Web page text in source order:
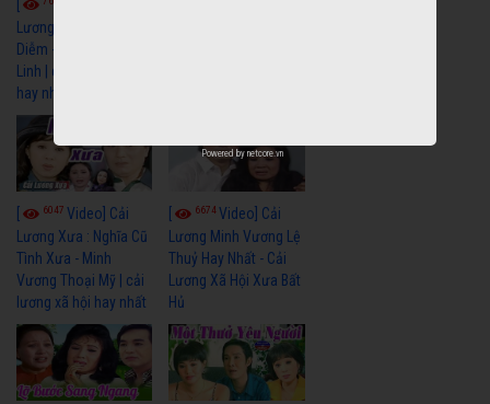
Lương Xưa : Đời Cô
Diễm - Vũ Linh Tài
Linh | cải lương xã hội
hay nhất
6047 Video] Cải
Lương Xưa : Nghĩa Cũ
Tình Xưa - Minh
Vương Thoại Mỹ | cải
lương xã hội hay nhất
6674Video] Cải
Lương Minh Vương Lệ
Thuỷ Hay Nhất - Cải
Lương Xã Hội Xưa Bất
Hủ
Powered by netcore.vn